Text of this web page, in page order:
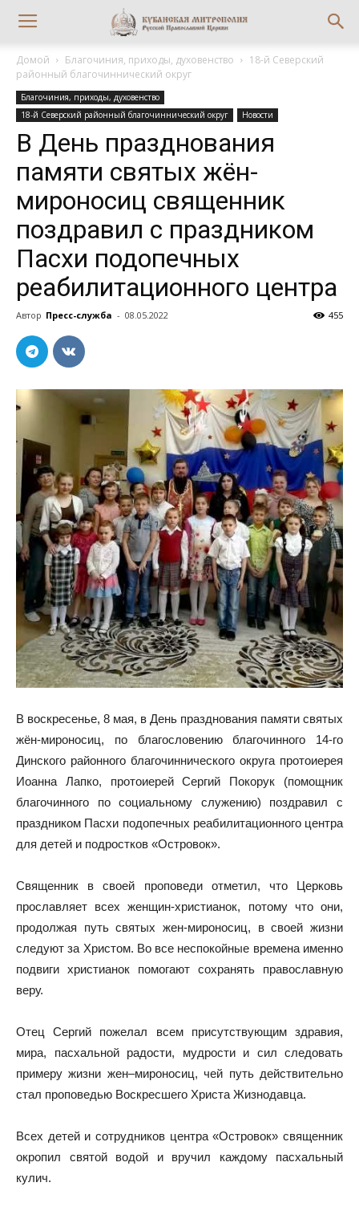
Домой Благочиния, приходы, духовенство
18-й Северский
районный благочиннический округ
Благочиния, приходы, духовенство
18-й Северский районный благочиннический округ
Новости
В День празднования
памяти святых жён-
мироносиц священник
поздравил с праздником
Пасхи подопечных
реабилитационного центра
Автор Пресс-служба - 08.05.2022 455
В воскресенье, 8 мая, в День празднования памяти святых
жён-мироносиц, по благословению благочинного 14-го
Динского районного благочиннического округа протоиерея
Иоанна Лапко, протоиерей Сергий Покорук (помощник
благочинного по социальному служению) поздравил с
праздником Пасхи подопечных реабилитационного центра
для детей и подростков «Островок».
Священник в своей проповеди отметил, что Церковь
прославляет всех женщин-христианок, потому что они,
продолжая путь святых жен-мироносиц, в своей жизни
следуют за Христом. Во все неспокойные времена именно
подвиги христианок помогают сохранять православную
веру. ⠀
Отец Сергий пожелал всем присутствующим здравия,
мира, пасхальной радости, мудрости и сил следовать
примеру жизни жен–мироносиц, чей путь действительно
стал проповедью Воскресшего Христа Жизнодавца. ⠀
Всех детей и сотрудников центра «Островок» священник
окропил святой водой и вручил каждому пасхальный
кулич.